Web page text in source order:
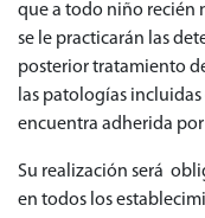
que a todo niño recién
se le practicarán las
posterior tratamiento
las patologías incluidas
encuentra adherida por
Su realización será
en todos los